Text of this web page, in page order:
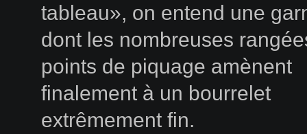
tableau», on entend une
dont les nombreuses
points de piquage amènent
finalement à un bourrelet
extrêmement fin.